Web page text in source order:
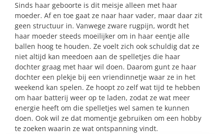
Sinds haar geboorte is dit meisje alleen met haar
moeder. Af en toe gaat ze naar haar vader, maar daar zit
geen structuur in. Vanwege zware rugpijn, wordt het
haar moeder steeds moeilijker om in haar eentje alle
ballen hoog te houden. Ze voelt zich ook schuldig dat ze
niet altijd kan meedoen aan de spelletjes die haar
dochter graag met haar wil doen. Daarom gunt ze haar
dochter een plekje bij een vriendinnetje waar ze in het
weekend kan spelen. Ze hoopt zo zelf wat tijd te hebben
om haar batterij weer op te laden, zodat ze wat meer
energie heeft om die spelletjes wel samen te kunnen
doen. Ook wil ze dat momentje gebruiken om een hobby
te zoeken waarin ze wat ontspanning vindt.